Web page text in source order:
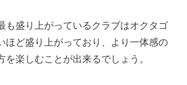
も盛り上がっているクラブはオクタゴ
ほど盛り上がっており、より一体感の
を楽しむことが出来るでしょう。